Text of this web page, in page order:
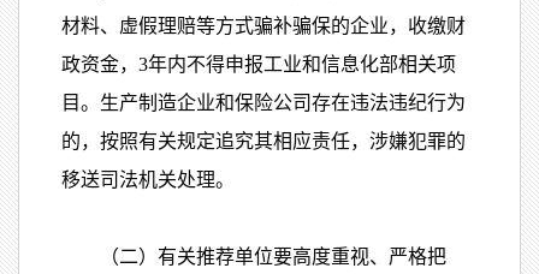
材料、虚假理赔等方式骗补骗保的企业，收缴财
政资金，3年内不得申报工业和信息化部相关项
目。生产制造企业和保险公司存在违法违纪行为
的，按照有关规定追究其相应责任，涉嫌犯罪的
移送司法机关处理。
（二）有关推荐单位要高度重视、严格把